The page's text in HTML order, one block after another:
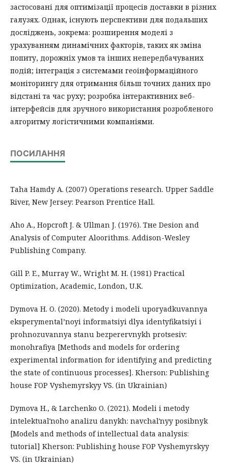
застосовані для оптимізації процесів доставки в різних
галузях. Однак, існують перспективи для подальших
досліджень, зокрема: розширення моделі з
урахуванням динамічних факторів, таких як зміна
попиту, дорожніх умов та інших непередбачуваних
подій; інтеграція з системами геоінформаційного
моніторингу для отримання більш точних даних про
відстані та час руху; розробка інтерактивних веб-
інтерфейсів для зручного використання розробленого
алгоритму логістичними компаніями.
ПОСИЛАННЯ
Taha Hamdy A. (2007) Operations research. Upper Saddle
River, New Jersey: Pearson Prentice Hall.
Aho A., Hopcroft J. & Ullman J. (1976). Тне Desion and
Analysis of Computer Aloorithms. Addison-Wesley
Publishing Company.
Gill P. E., Murray W., Wright M. H. (1981) Practical
Optimization, Academic, London, U.K.
Dymova H. O. (2020). Metody i modeli uporyadkuvannya
eksperymental’noyi informatsiyi dlya identyfikatsiyi i
prohnozuvannya stanu bezperervnykh protsesiv:
monohrafiya [Methods and models for ordering
experimental information for identifying and predicting
the state of continuous processes]. Kherson: Publishing
house FOP Vyshemyrskyy VS. (in Ukrainian)
Dymova H., & Larchenko O. (2021). Modeli i metody
intelektualʹnoho analizu danykh: navchalʹnyy posibnyk
[Models and methods of intellectual data analysis:
tutorial] Kherson: Publishing house FOP Vyshemyrskyy
VS. (in Ukrainian)